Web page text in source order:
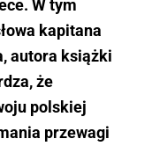
W tym
kapitana
autora książki
że
polskiej
przewagi